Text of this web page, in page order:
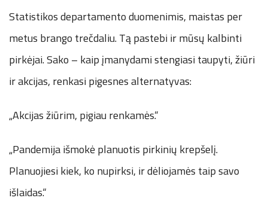
Statistikos departamento duomenimis, maistas per
metus brango trečdaliu. Tą pastebi ir mūsų kalbinti
pirkėjai. Sako – kaip įmanydami stengiasi taupyti, žiūri
ir akcijas, renkasi pigesnes alternatyvas:
„Akcijas žiūrim, pigiau renkamės.“
„Pandemija išmokė planuotis pirkinių krepšelį.
Planuojiesi kiek, ko nupirksi, ir dėliojamės taip savo
išlaidas.“